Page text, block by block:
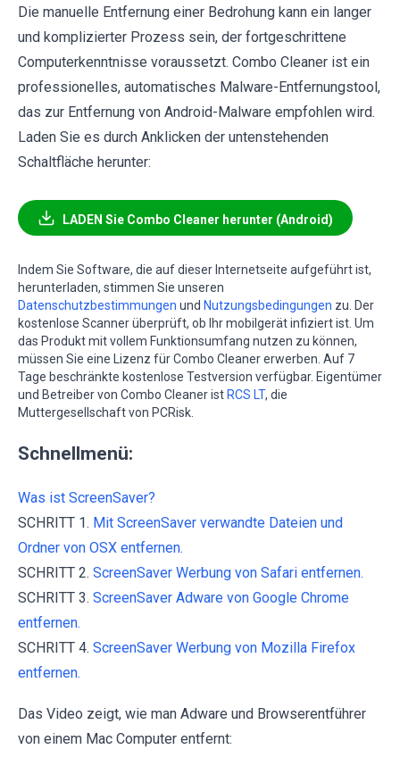
Die manuelle Entfernung einer Bedrohung kann ein langer
und komplizierter Prozess sein, der fortgeschrittene
Computerkenntnisse voraussetzt. Combo Cleaner ist ein
professionelles, automatisches Malware-Entfernungstool,
das zur Entfernung von Android-Malware empfohlen wird.
Laden Sie es durch Anklicken der untenstehenden
Schaltfläche herunter:
LADEN Sie Combo Cleaner herunter (Android)
Indem Sie Software, die auf dieser Internetseite aufgeführt ist,
herunterladen, stimmen Sie unseren
Datenschutzbestimmungen und Nutzungsbedingungen zu. Der
kostenlose Scanner überprüft, ob Ihr mobilgerät infiziert ist. Um
das Produkt mit vollem Funktionsumfang nutzen zu können,
müssen Sie eine Lizenz für Combo Cleaner erwerben. Auf 7
Tage beschränkte kostenlose Testversion verfügbar. Eigentümer
und Betreiber von Combo Cleaner ist RCS LT, die
Muttergesellschaft von PCRisk.
Schnellmenü:
Was ist ScreenSaver?
SCHRITT 1. Mit ScreenSaver verwandte Dateien und
Ordner von OSX entfernen.
SCHRITT 2. ScreenSaver Werbung von Safari entfernen.
SCHRITT 3. ScreenSaver Adware von Google Chrome
entfernen.
SCHRITT 4. ScreenSaver Werbung von Mozilla Firefox
entfernen.
Das Video zeigt, wie man Adware und Browserentführer
von einem Mac Computer entfernt: